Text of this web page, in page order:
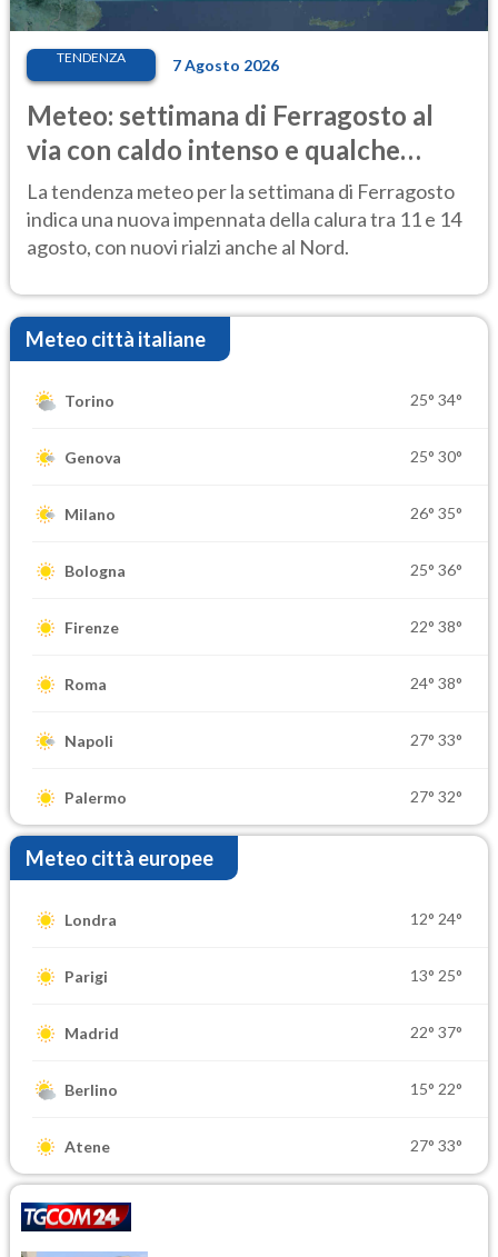
TENDENZA 7 Agosto 2026
Meteo: settimana di Ferragosto al
via con caldo intenso e qualche
temporale
La tendenza meteo per la settimana di Ferragosto
indica una nuova impennata della calura tra 11 e 14
agosto, con nuovi rialzi anche al Nord.
Meteo città italiane
Torino 25° 34°
Genova 25° 30°
Milano 26° 35°
Bologna 25° 36°
Firenze 22° 38°
Roma 24° 38°
Napoli 27° 33°
Palermo 27° 32°
Meteo città europee
Londra 12° 24°
Parigi 13° 25°
Madrid 22° 37°
Berlino 15° 22°
Atene 27° 33°